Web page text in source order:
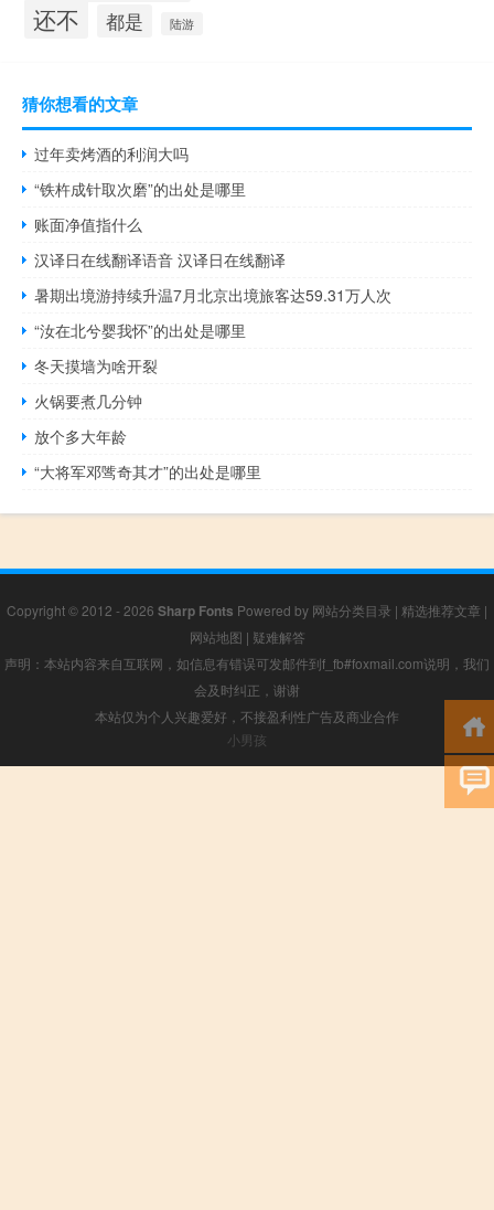
还不 都是 陆游
猜你想看的文章
过年卖烤酒的利润大吗
“铁杵成针取次磨”的出处是哪里
账面净值指什么
汉译日在线翻译语音 汉译日在线翻译
暑期出境游持续升温7月北京出境旅客达59.31万人次
“汝在北兮婴我怀”的出处是哪里
冬天摸墙为啥开裂
火锅要煮几分钟
放个多大年龄
“大将军邓骘奇其才”的出处是哪里
Copyright © 2012 - 2026 Sharp Fonts Powered by 网站分类目录 | 精选推荐文章 |
网站地图 | 疑难解答
声明：本站内容来自互联网，如信息有错误可发邮件到f_fb#foxmail.com说明，我们
会及时纠正，谢谢
本站仅为个人兴趣爱好，不接盈利性广告及商业合作
小男孩